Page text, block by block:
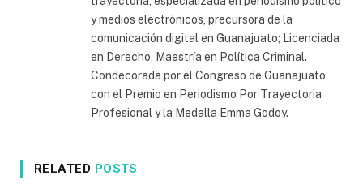
y medios electrónicos, precursora de la
comunicación digital en Guanajuato; Licenciada
en Derecho, Maestría en Política Criminal.
Condecorada por el Congreso de Guanajuato
con el Premio en Periodismo Por Trayectoria
Profesional y la Medalla Emma Godoy.
RELATED POSTS